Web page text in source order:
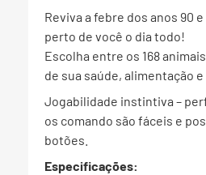
Reviva a febre dos anos 90
perto de você o dia todo!
Escolha entre os 168
de sua saúde, alimentação
Jogabilidade instintiva –
os comando são fáceis e
botões.
Especificações: